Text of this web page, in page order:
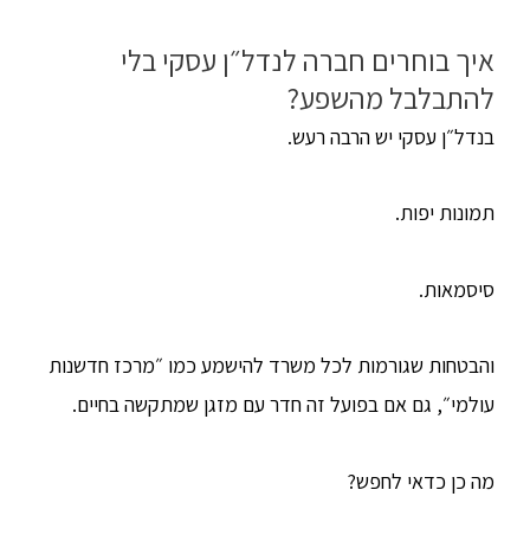
איך בוחרים חברה לנדל״ן עסקי בלי
להתבלבל מהשפע?
בנדל״ן עסקי יש הרבה רעש.
תמונות יפות.
סיסמאות.
והבטחות שגורמות לכל משרד להישמע כמו ״מרכז חדשנות
עולמי״, גם אם בפועל זה חדר עם מזגן שמתקשה בחיים.
מה כן כדאי לחפש?